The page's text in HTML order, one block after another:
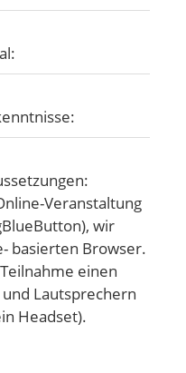
Veranstaltung
wir
basierten Browser.
einen
Lautsprechern
Headset).